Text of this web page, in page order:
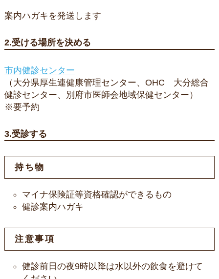
案内ハガキを発送します
2.受ける場所を決める
市内健診センター
（大分県厚生連健康管理センター、OHC 大分総合
健診センター、別府市医師会地域保健センター）
※要予約
3.受診する
持ち物
マイナ保険証等資格確認ができるもの
健診案内ハガキ
注意事項
健診前日の夜9時以降は水以外の飲食を避けて